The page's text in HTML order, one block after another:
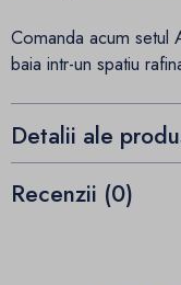
Comanda acum setul
baia intr-un spatiu
Detalii ale
Recenzii (0)